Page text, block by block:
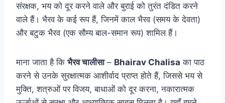
संरक्षक, भय को दूर करने वाले और बुराई को तुरंत दंडित करने
वाले हैं। भैरव के कई रूप हैं, जिनमें काल भैरव (समय के देवता)
और बटुक भैरव (एक सौम्य बाल-समान रूप) शामिल हैं।
माना जाता है कि भैरव चालीसा– Bhairav Chalisa का पाठ
करने से उनके सुरक्षात्मक आशीर्वाद प्राप्त होते हैं, जिससे भय से
मुक्ति, शत्रुओं पर विजय, बाधाओं को दूर करना, नकारात्मक